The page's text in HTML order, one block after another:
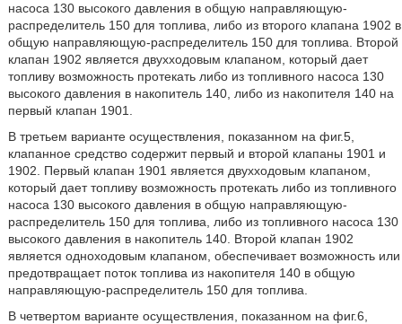
насоса 130 высокого давления в общую направляющую-
распределитель 150 для топлива, либо из второго клапана 1902 в
общую направляющую-распределитель 150 для топлива. Второй
клапан 1902 является двухходовым клапаном, который дает
топливу возможность протекать либо из топливного насоса 130
высокого давления в накопитель 140, либо из накопителя 140 на
первый клапан 1901.
В третьем варианте осуществления, показанном на фиг.5,
клапанное средство содержит первый и второй клапаны 1901 и
1902. Первый клапан 1901 является двухходовым клапаном,
который дает топливу возможность протекать либо из топливного
насоса 130 высокого давления в общую направляющую-
распределитель 150 для топлива, либо из топливного насоса 130
высокого давления в накопитель 140. Второй клапан 1902
является одноходовым клапаном, обеспечивает возможность или
предотвращает поток топлива из накопителя 140 в общую
направляющую-распределитель 150 для топлива.
В четвертом варианте осуществления, показанном на фиг.6,